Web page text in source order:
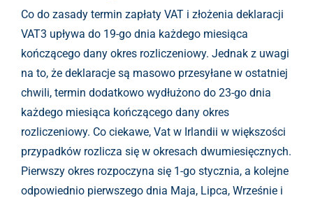
Co do zasady termin zapłaty VAT i złożenia deklaracji
VAT3 upływa do 19-go dnia każdego miesiąca
kończącego dany okres rozliczeniowy. Jednak z uwagi
na to, że deklaracje są masowo przesyłane w ostatniej
chwili, termin dodatkowo wydłużono do 23-go dnia
każdego miesiąca kończącego dany okres
rozliczeniowy. Co ciekawe, Vat w Irlandii w większości
przypadków rozlicza się w okresach dwumiesięcznych.
Pierwszy okres rozpoczyna się 1-go stycznia, a kolejne
odpowiednio pierwszego dnia Maja, Lipca, Wrześnie i